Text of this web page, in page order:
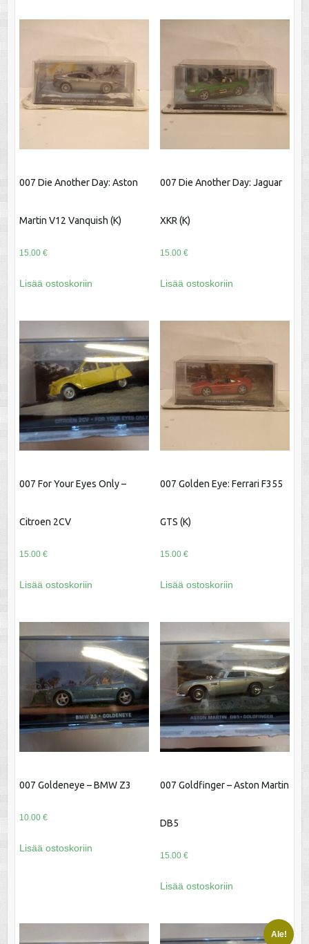
007 Die Another Day: Aston
Martin V12 Vanquish (K)
15.00 €
Lisää ostoskoriin
007 Die Another Day: Jaguar
XKR (K)
15.00 €
Lisää ostoskoriin
007 For Your Eyes Only –
Citroen 2CV
15.00 €
Lisää ostoskoriin
007 Golden Eye: Ferrari F355
GTS (K)
15.00 €
Lisää ostoskoriin
007 Goldeneye – BMW Z3
10.00 €
Lisää ostoskoriin
007 Goldfinger – Aston Martin
DB5
15.00 €
Lisää ostoskoriin
Ale!